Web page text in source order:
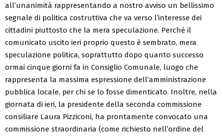
all’unanimità rappresentando a nostro avviso un bellissimo
segnale di politica costruttiva che va verso l’interesse dei
cittadini piuttosto che la mera speculazione. Perché il
comunicato uscito ieri proprio questo è sembrato, mera
speculazione politica, soprattutto dopo quanto successo
ormai cinque giorni fa in Consiglio Comunale, luogo che
rappresenta la massima espressione dell’amministrazione
pubblica locale, per chi se lo fosse dimenticato. Inoltre, nella
giornata di ieri, la presidente della seconda commissione
consiliare Laura Pizziconi, ha prontamente convocato una
commissione straordinaria (come richiesto nell’ordine del